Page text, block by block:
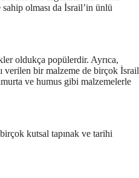
olması da İsrail’in ünlü
oldukça popülerdir. Ayrıca,
verilen bir malzeme de birçok İsrail
ve humus gibi malzemelerle
kutsal tapınak ve tarihi